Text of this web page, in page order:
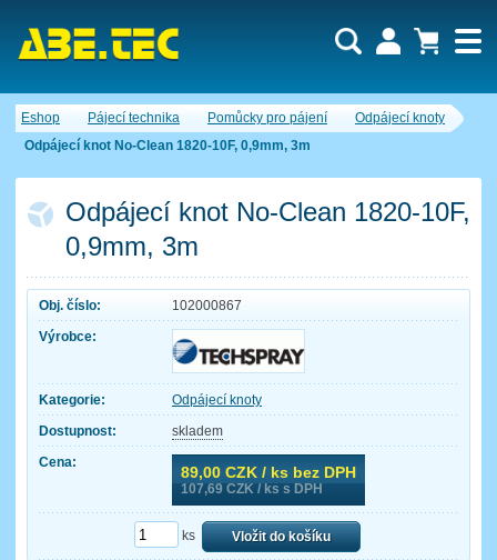
Eshop Pájecí technika Pomůcky pro pájení
Odpájecí knoty
Odpájecí knot No-Clean 1820-10F, 0,9mm, 3m
Odpájecí knot No-Clean 1820-10F,
0,9mm, 3m
Obj. číslo:
102000867
Výrobce:
Kategorie:
Odpájecí knoty
Dostupnost:
skladem
Cena:
89,00 CZK / ks bez DPH
107,69 CZK / ks s DPH
ks Vložit do košíku
Nákupní košík je momentálně prázdný.
Počet produktů:0
Cena celkem:0,00 CZK
Uživatel:
Heslo:
Zapomenuté heslo Nová registrace